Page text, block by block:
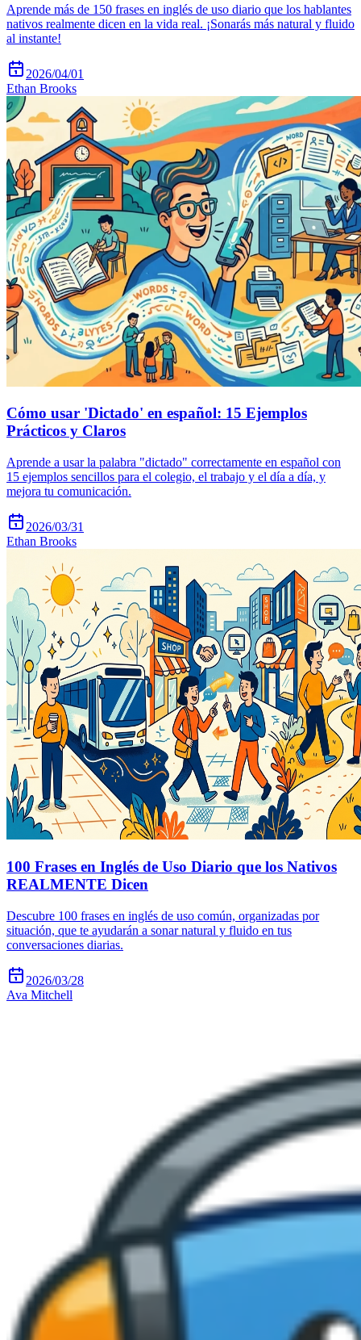
Aprende más de 150 frases en inglés de uso diario que los hablantes
nativos realmente dicen en la vida real. ¡Sonarás más natural y fluido
al instante!
2026/04/01
Ethan Brooks
Cómo usar 'Dictado' en español: 15 Ejemplos
Prácticos y Claros
Aprende a usar la palabra "dictado" correctamente en español con
15 ejemplos sencillos para el colegio, el trabajo y el día a día, y
mejora tu comunicación.
2026/03/31
Ethan Brooks
100 Frases en Inglés de Uso Diario que los Nativos
REALMENTE Dicen
Descubre 100 frases en inglés de uso común, organizadas por
situación, que te ayudarán a sonar natural y fluido en tus
conversaciones diarias.
2026/03/28
Ava Mitchell